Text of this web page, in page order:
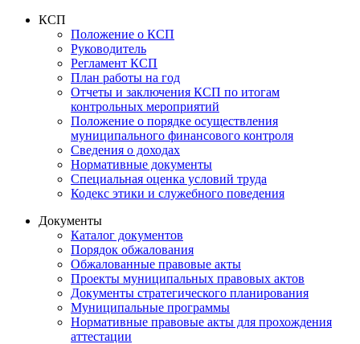
КСП
Положение о КСП
Руководитель
Регламент КСП
План работы на год
Отчеты и заключения КСП по итогам
контрольных мероприятий
Положение о порядке осуществления
муниципального финансового контроля
Сведения о доходах
Нормативные документы
Специальная оценка условий труда
Кодекс этики и служебного поведения
Документы
Каталог документов
Порядок обжалования
Обжалованные правовые акты
Проекты муниципальных правовых актов
Документы стратегического планирования
Муниципальные программы
Нормативные правовые акты для прохождения
аттестации